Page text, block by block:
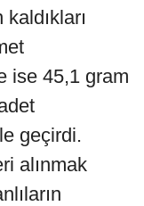
ise 45,1 gram
geçirdi.
alınmak